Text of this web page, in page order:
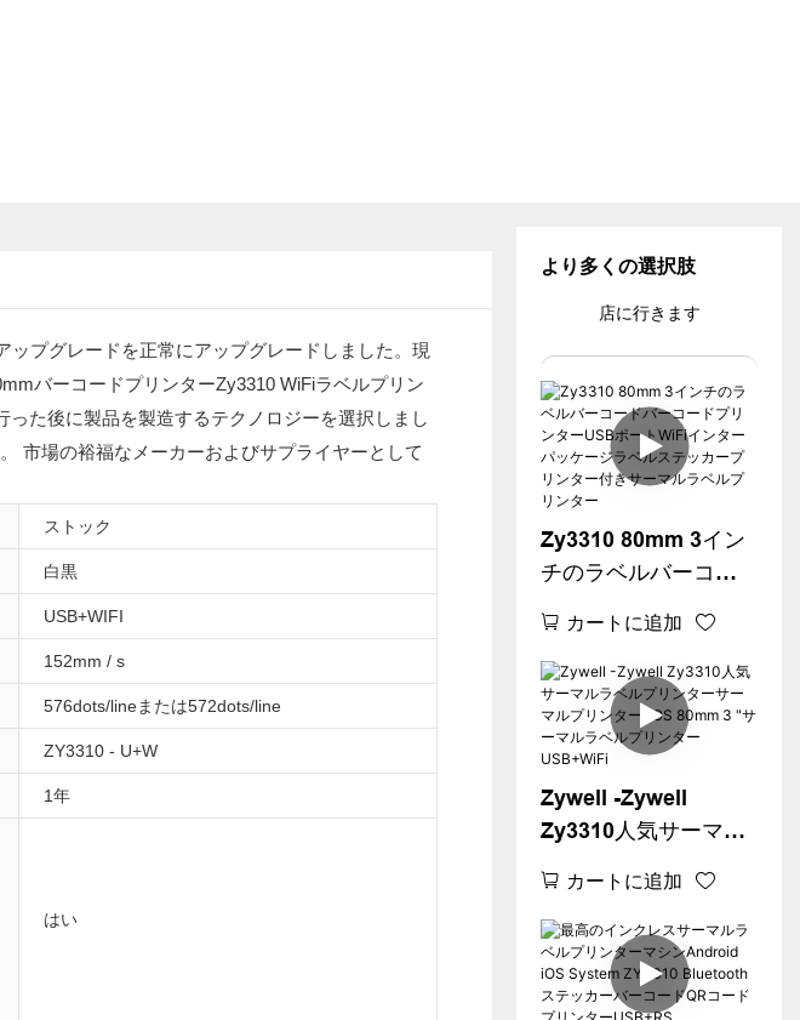
より多くの選択肢
店に行きます
Zy3310 80mm 3イン
チのラベル​​バーコー
ターUSBポートWiFi
インターパッケージ
ラベルステッカープ
リンター付きサーマ
ルラベルプリンター
カートに追加
Zywell -Zywell
Zy3310人気サーマル
ーマルプリンター
POS 80mm 3 "サーマ
ルラベルプリンター
USB+WiFi
カートに追加
プグレードを正常にアップグレードしました。現
バーコードプリンターZy3310 WiFiラベルプリン
た後に製品を製造するテクノロジーを選択しまし
市場の裕福なメーカーおよびサプライヤーとして
ストック
白黒
USB+WIFI
152mm / s
576dots/lineまたは572dots/line
ZY3310 - U+W
1年
はい